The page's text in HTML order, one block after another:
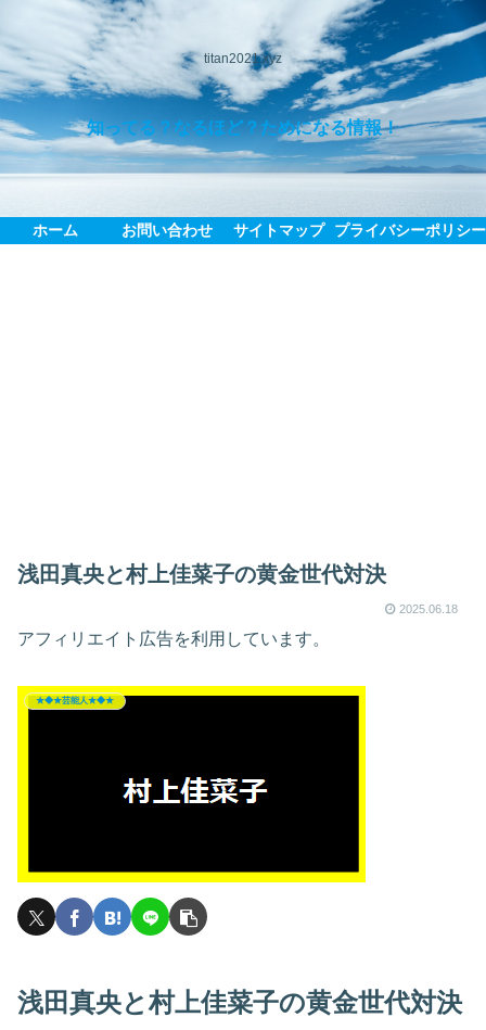
titan2021.xyz
知ってる？なるほど？ためになる情報！
ホーム お問い合わせ サイトマップ プライバシーポリシー
浅田真央と村上佳菜子の黄金世代対決
2025.06.18
アフィリエイト広告を利用しています。
★◆★芸能人★◆★
浅田真央と村上佳菜子の黄金世代対決